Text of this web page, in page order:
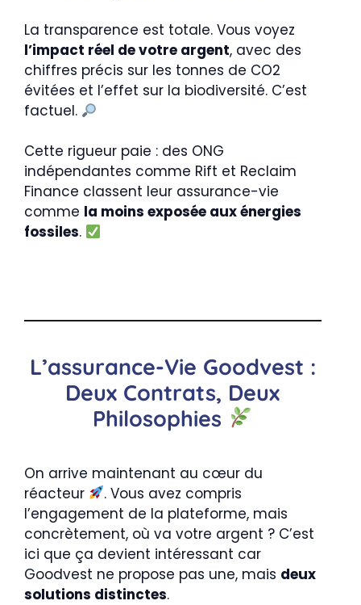
La transparence est totale. Vous voyez
l’impact réel de votre argent, avec des
chiffres précis sur les tonnes de CO2
évitées et l’effet sur la biodiversité. C’est
factuel.
Cette rigueur paie : des ONG
indépendantes comme Rift et Reclaim
Finance classent leur assurance-vie
comme la moins exposée aux énergies
fossiles.
L’assurance-Vie Goodvest :
Deux Contrats, Deux
Philosophies
On arrive maintenant au cœur du
réacteur
. Vous avez compris
l’engagement de la plateforme, mais
concrètement, où va votre argent ? C’est
ici que ça devient intéressant car
Goodvest ne propose pas une, mais deux
solutions distinctes.